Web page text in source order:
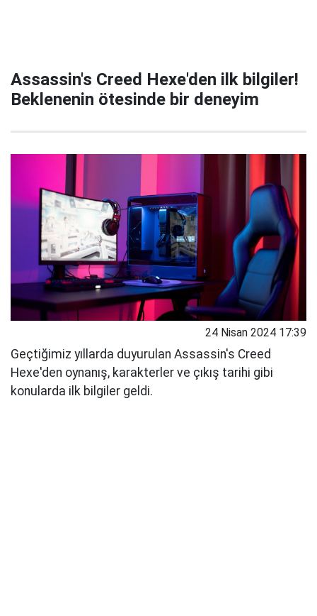
Assassin's Creed Hexe'den ilk bilgiler!
Beklenenin ötesinde bir deneyim
24 Nisan 2024 17:39
Geçtiğimiz yıllarda duyurulan Assassin's Creed
Hexe'den oynanış, karakterler ve çıkış tarihi gibi
konularda ilk bilgiler geldi.